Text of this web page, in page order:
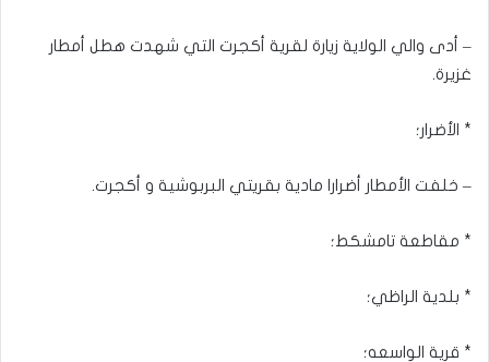
– أدى والي الولاية زيارة لقرية أكجرت التي شهدت هطل أمطار
غزيرة.
* الأضرار؛
– خلفت الأمطار أضرارا مادية بقريتي البربوشية و أكجرت.
* مقاطعة تامشكط؛
* بلدية الراظي؛
* قرية الواسعه؛